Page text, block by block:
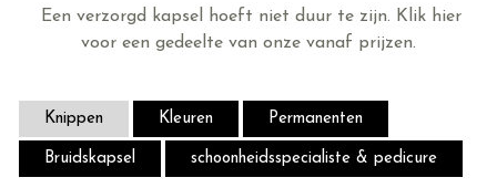
Een verzorgd kapsel hoeft niet duur te zijn. Klik hier
voor een gedeelte van onze vanaf prijzen.
Knippen Kleuren Permanenten
Bruidskapsel schoonheidsspecialiste & pedicure